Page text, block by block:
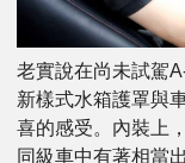
老實說在尚未試駕
新樣式水箱護罩與
喜的感受。內裝上
同級車中有著相當